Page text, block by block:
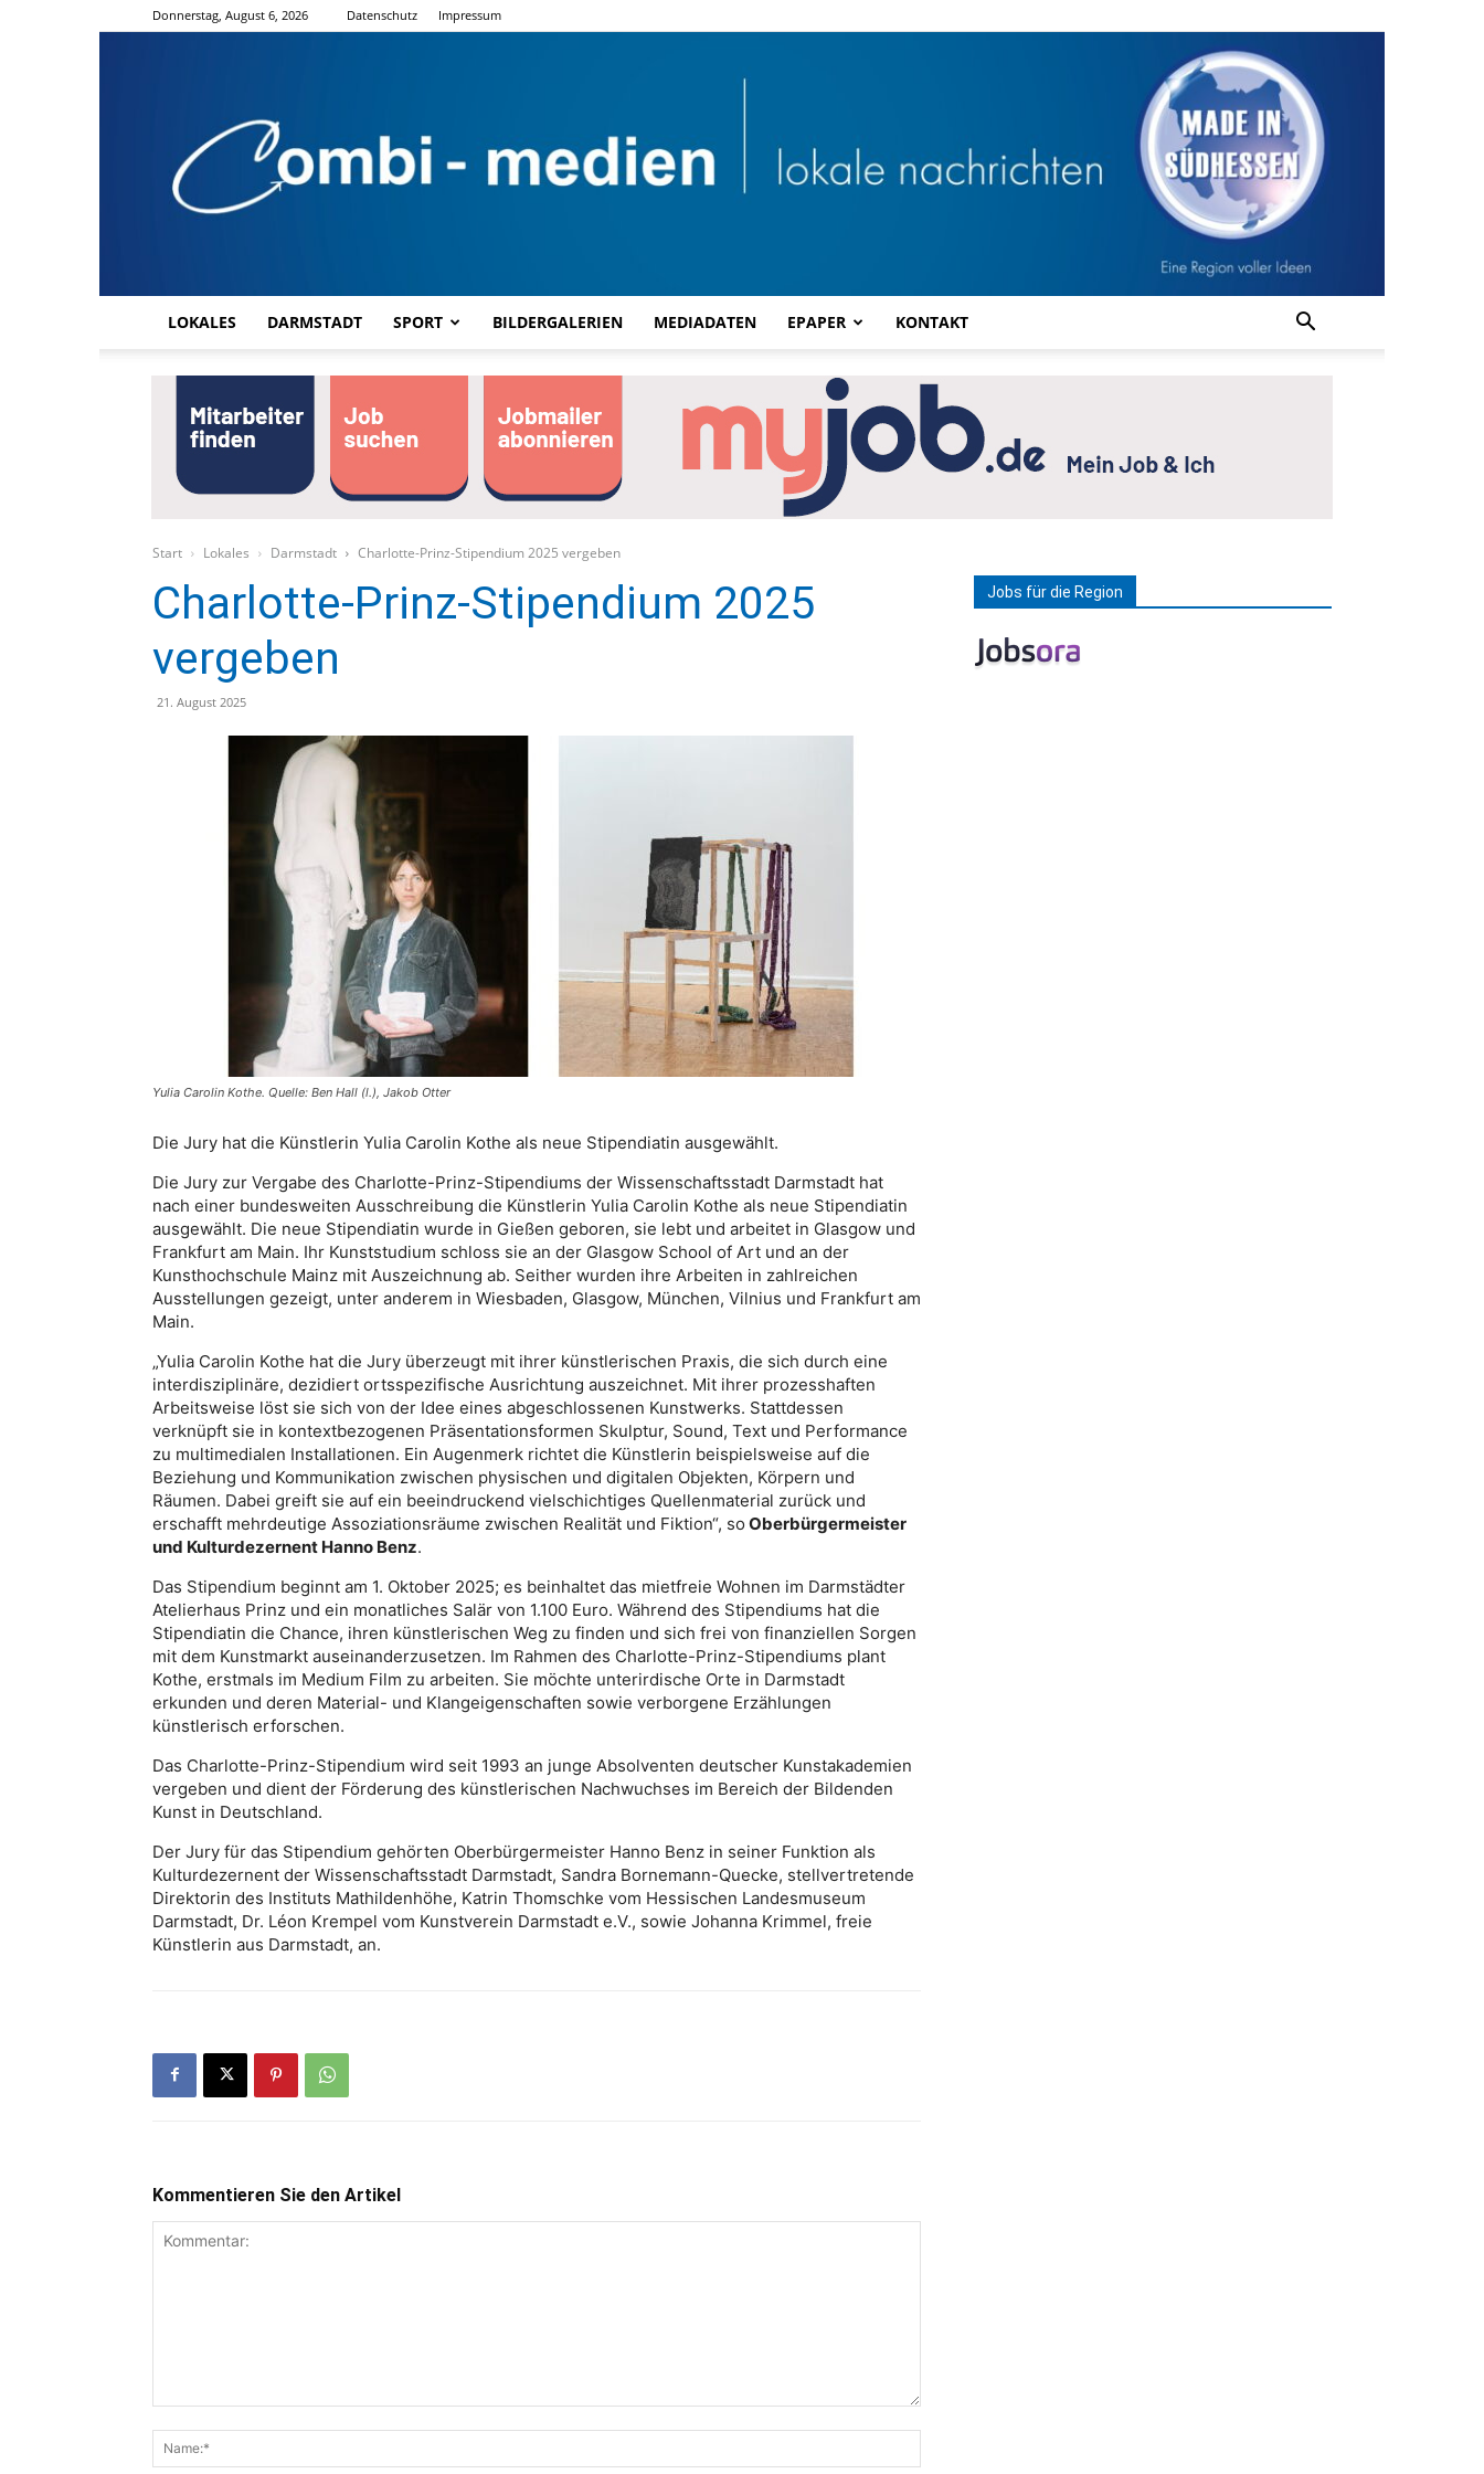
Donnerstag, August 6, 2026 Datenschutz Impressum
LOKALES DARMSTADT SPORT BILDERGALERIEN MEDIADATEN EPAPER KONTAKT
Start Lokales Darmstadt Charlotte-Prinz-Stipendium 2025 vergeben
Charlotte-Prinz-Stipendium 2025
vergeben
21. August 2025
Yulia Carolin Kothe. Quelle: Ben Hall (l.), Jakob Otter
Die Jury hat die Künstlerin Yulia Carolin Kothe als neue Stipendiatin ausgewählt.
Die Jury zur Vergabe des Charlotte-Prinz-Stipendiums der Wissenschaftsstadt Darmstadt hat
nach einer bundesweiten Ausschreibung die Künstlerin Yulia Carolin Kothe als neue Stipendiatin
ausgewählt. Die neue Stipendiatin wurde in Gießen geboren, sie lebt und arbeitet in Glasgow und
Frankfurt am Main. Ihr Kunststudium schloss sie an der Glasgow School of Art und an der
Kunsthochschule Mainz mit Auszeichnung ab. Seither wurden ihre Arbeiten in zahlreichen
Ausstellungen gezeigt, unter anderem in Wiesbaden, Glasgow, München, Vilnius und Frankfurt am
Main.
„Yulia Carolin Kothe hat die Jury überzeugt mit ihrer künstlerischen Praxis, die sich durch eine
interdisziplinäre, dezidiert ortsspezifische Ausrichtung auszeichnet. Mit ihrer prozesshaften
Arbeitsweise löst sie sich von der Idee eines abgeschlossenen Kunstwerks. Stattdessen
verknüpft sie in kontextbezogenen Präsentationsformen Skulptur, Sound, Text und Performance
zu multimedialen Installationen. Ein Augenmerk richtet die Künstlerin beispielsweise auf die
Beziehung und Kommunikation zwischen physischen und digitalen Objekten, Körpern und
Räumen. Dabei greift sie auf ein beeindruckend vielschichtiges Quellenmaterial zurück und
erschafft mehrdeutige Assoziationsräume zwischen Realität und Fiktion“, so Oberbürgermeister
und Kulturdezernent Hanno Benz.
Das Stipendium beginnt am 1. Oktober 2025; es beinhaltet das mietfreie Wohnen im Darmstädter
Atelierhaus Prinz und ein monatliches Salär von 1.100 Euro. Während des Stipendiums hat die
Stipendiatin die Chance, ihren künstlerischen Weg zu finden und sich frei von finanziellen Sorgen
mit dem Kunstmarkt auseinanderzusetzen. Im Rahmen des Charlotte-Prinz-Stipendiums plant
Kothe, erstmals im Medium Film zu arbeiten. Sie möchte unterirdische Orte in Darmstadt
erkunden und deren Material- und Klangeigenschaften sowie verborgene Erzählungen
künstlerisch erforschen.
Das Charlotte-Prinz-Stipendium wird seit 1993 an junge Absolventen deutscher Kunstakademien
vergeben und dient der Förderung des künstlerischen Nachwuchses im Bereich der Bildenden
Kunst in Deutschland.
Der Jury für das Stipendium gehörten Oberbürgermeister Hanno Benz in seiner Funktion als
Kulturdezernent der Wissenschaftsstadt Darmstadt, Sandra Bornemann-Quecke, stellvertretende
Direktorin des Instituts Mathildenhöhe, Katrin Thomschke vom Hessischen Landesmuseum
Darmstadt, Dr. Léon Krempel vom Kunstverein Darmstadt e.V., sowie Johanna Krimmel, freie
Künstlerin aus Darmstadt, an.
Kommentieren Sie den Artikel
Jobs für die Region